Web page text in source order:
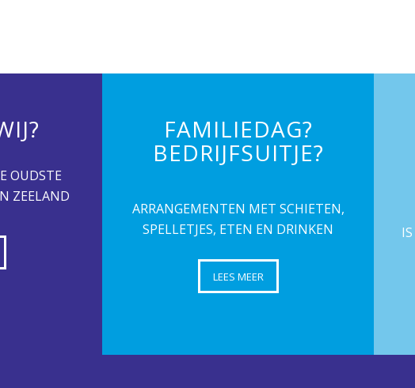
OUDSTE
ZEELAND
FAMILIEDAG?
BEDRIJFSUITJE?
ARRANGEMENTEN MET SCHIETEN,
SPELLETJES, ETEN EN DRINKEN
LEES MEER